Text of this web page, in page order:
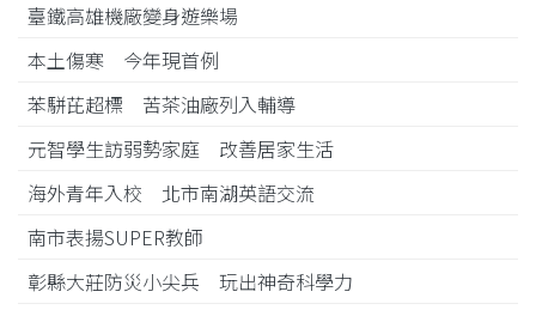
臺鐵高雄機廠變身遊樂場
本土傷寒 今年現首例
苯駢芘超標 苦茶油廠列入輔導
元智學生訪弱勢家庭 改善居家生活
海外青年入校 北市南湖英語交流
南市表揚SUPER教師
彰縣大莊防災小尖兵 玩出神奇科學力